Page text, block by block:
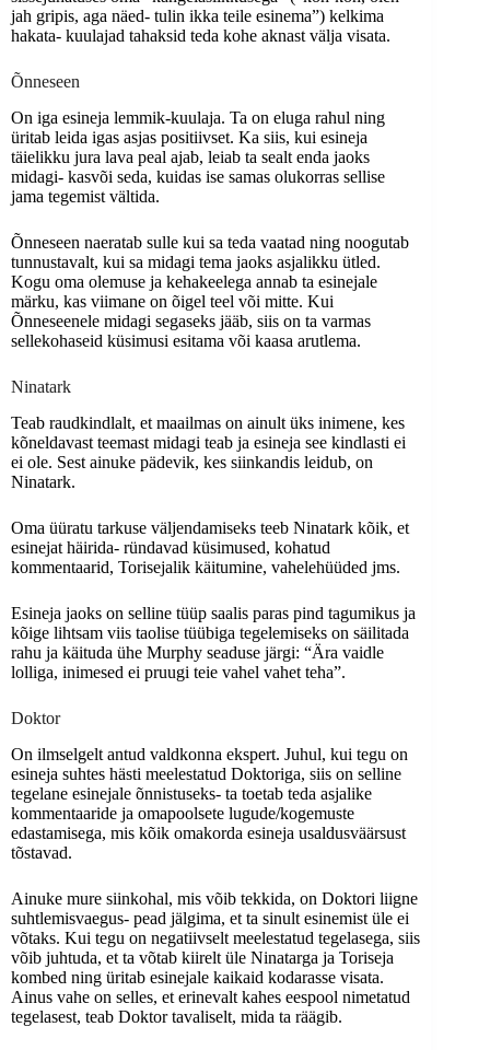
jah gripis, aga näed- tulin ikka teile esinema”) kelkima
hakata- kuulajad tahaksid teda kohe aknast välja visata.
Õnneseen
On iga esineja lemmik-kuulaja. Ta on eluga rahul ning
üritab leida igas asjas positiivset. Ka siis, kui esineja
täielikku jura lava peal ajab, leiab ta sealt enda jaoks
midagi- kasvõi seda, kuidas ise samas olukorras sellise
jama tegemist vältida.
Õnneseen naeratab sulle kui sa teda vaatad ning noogutab
tunnustavalt, kui sa midagi tema jaoks asjalikku ütled.
Kogu oma olemuse ja kehakeelega annab ta esinejale
märku, kas viimane on õigel teel või mitte. Kui
Õnneseenele midagi segaseks jääb, siis on ta varmas
sellekohaseid küsimusi esitama või kaasa arutlema.
Ninatark
Teab raudkindlalt, et maailmas on ainult üks inimene, kes
kõneldavast teemast midagi teab ja esineja see kindlasti ei
ei ole. Sest ainuke pädevik, kes siinkandis leidub, on
Ninatark.
Oma üüratu tarkuse väljendamiseks teeb Ninatark kõik, et
esinejat häirida- ründavad küsimused, kohatud
kommentaarid, Torisejalik käitumine, vahelehüüded jms.
Esineja jaoks on selline tüüp saalis paras pind tagumikus ja
kõige lihtsam viis taolise tüübiga tegelemiseks on säilitada
rahu ja käituda ühe Murphy seaduse järgi: “Ära vaidle
lolliga, inimesed ei pruugi teie vahel vahet teha”.
Doktor
On ilmselgelt antud valdkonna ekspert. Juhul, kui tegu on
esineja suhtes hästi meelestatud Doktoriga, siis on selline
tegelane esinejale õnnistuseks- ta toetab teda asjalike
kommentaaride ja omapoolsete lugude/kogemuste
edastamisega, mis kõik omakorda esineja usaldusväärsust
tõstavad.
Ainuke mure siinkohal, mis võib tekkida, on Doktori liigne
suhtlemisvaegus- pead jälgima, et ta sinult esinemist üle ei
võtaks. Kui tegu on negatiivselt meelestatud tegelasega, siis
võib juhtuda, et ta võtab kiirelt üle Ninatarga ja Toriseja
kombed ning üritab esinejale kaikaid kodarasse visata.
Ainus vahe on selles, et erinevalt kahes eespool nimetatud
tegelasest, teab Doktor tavaliselt, mida ta räägib.